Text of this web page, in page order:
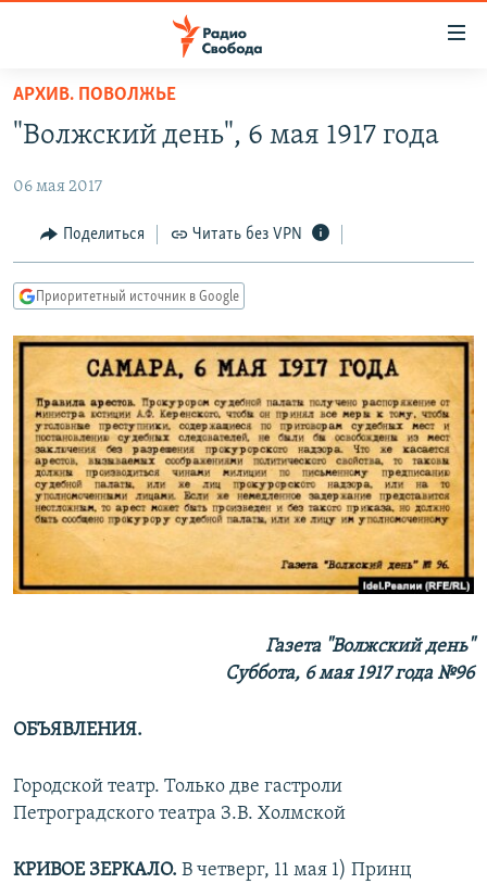
упрощенного
доступа
содержанию
Вернутся
навигации
поиску
ПРОГРАММЫ
АВТОРСКИЕ ПРОЕКТЫ
ЦИТАТЫ СВОБОДЫ
КУЛЬТУРА
IDEL.РЕАЛИИ
КАВКАЗ.РЕАЛИИ
СЕВЕР.РЕАЛИИ
СИБИРЬ.РЕАЛИИ
РАСПИСАНИЕ ВЕЩАНИЯ
ПОДПИШИТЕСЬ НА РАССЫЛКУ
АРХИВ. ПОВОЛЖЬЕ
"Волжский день", 6 мая 1917 года
06 мая 2017
Поделиться Читать без VPN
Приоритетный источник в Google
Газета "Волжский день"
Суббота, 6 мая 1917 года №96
ОБЪЯВЛЕНИЯ.
Городской театр. Только две гастроли
Петроградского театра З.В. Холмской
КРИВОЕ ЗЕРКАЛО. В четверг, 11 мая 1) Принц